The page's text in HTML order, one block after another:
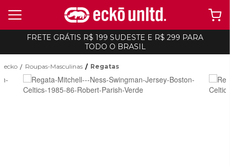
FRETE GRÁTIS R$ 199 SUDESTE E R$ 299 PARA
TODO O BRASIL
ecko Roupas-Masculinas Regatas